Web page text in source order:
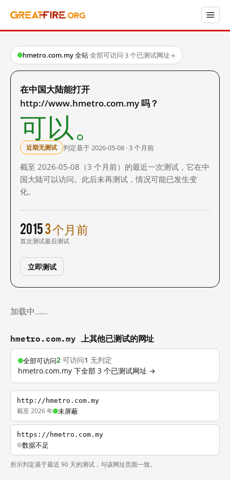
hmetro.com.my 全站·全部可访问·3 个已测试网址→
在中国大陆能打开
http://www.hmetro.com.my 吗？
可以。
近期无测试 判定基于 2026-05-08 · 3 个月前
截至 2026-05-08（3 个月前）的最近一次测试，它在中
国大陆可以访问。此后未再测试，情况可能已发生变
化。
2015
首次测试
3 个月前
最后测试
立即测试
加载中……
hmetro.com.my 上其他已测试的网址
全部可访问2 可访问1 无判定
hmetro.com.my 下全部 3 个已测试网址 →
http://hmetro.com.my
截至 2026 年 未屏蔽
https://hmetro.com.my
数据不足
所示判定基于最近 90 天的测试，与该网址页面一致。